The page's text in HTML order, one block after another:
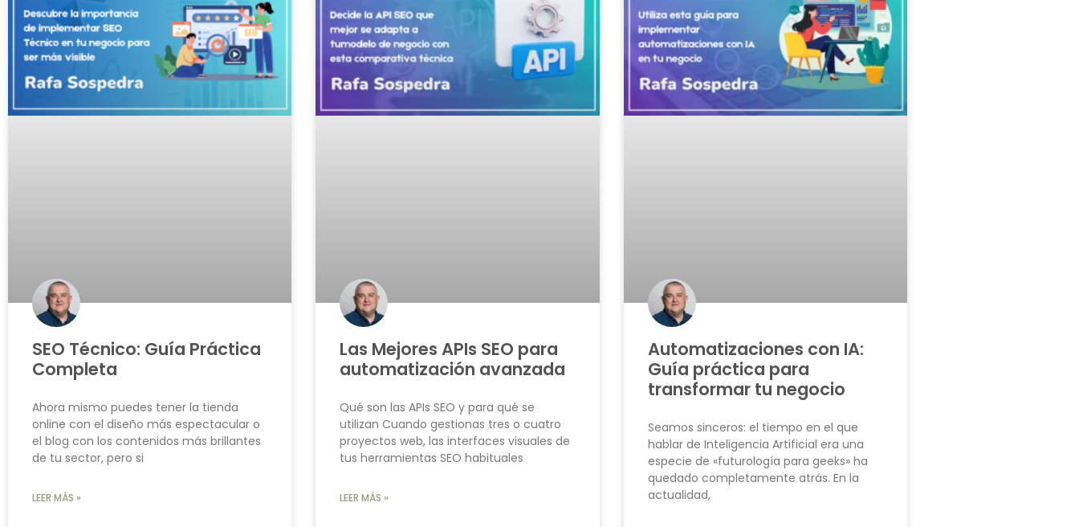
SEO Técnico: Guía Práctica
Completa
Ahora mismo puedes tener la tienda
online con el diseño más espectacular o
el blog con los contenidos más brillantes
de tu sector, pero si
LEER MÁS »
Las Mejores APIs SEO para
automatización avanzada
Qué son las APIs SEO y para qué se
utilizan Cuando gestionas tres o cuatro
proyectos web, las interfaces visuales de
tus herramientas SEO habituales
LEER MÁS »
Automatizaciones con IA:
Guía práctica para
transformar tu negocio
Seamos sinceros: el tiempo en el que
hablar de Inteligencia Artificial era una
especie de «futurología para geeks» ha
quedado completamente atrás. En la
actualidad,